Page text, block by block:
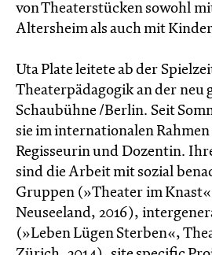
von Theaterstücken sowohl
Altersheim als auch mit
Uta Plate leitete ab der
Theaterpädagogik an der neu
Schaubühne /Berlin. Seit
sie im internationalen Rahmen
Regisseurin und Dozentin.
sind die Arbeit mit sozial
Gruppen (»Theater im
Neuseeland, 2016),
(»Leben Lügen Sterben«,